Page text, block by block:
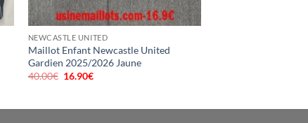
NEWCASTLE UNITED
Maillot Enfant Newcastle United
Gardien 2025/2026 Jaune
40.00€ Le
16.90€Le